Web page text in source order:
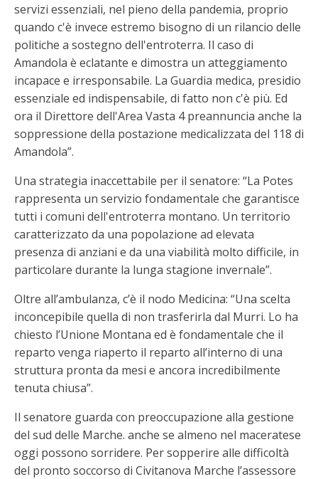
servizi essenziali, nel pieno della pandemia, proprio
quando c'è invece estremo bisogno di un rilancio delle
politiche a sostegno dell'entroterra. Il caso di
Amandola è eclatante e dimostra un atteggiamento
incapace e irresponsabile. La Guardia medica, presidio
essenziale ed indispensabile, di fatto non c'è più. Ed
ora il Direttore dell'Area Vasta 4 preannuncia anche la
soppressione della postazione medicalizzata del 118 di
Amandola”.
Una strategia inaccettabile per il senatore: “La Potes
rappresenta un servizio fondamentale che garantisce
tutti i comuni dell'entroterra montano. Un territorio
caratterizzato da una popolazione ad elevata
presenza di anziani e da una viabilità molto difficile, in
particolare durante la lunga stagione invernale”.
Oltre all’ambulanza, c’è il nodo Medicina: “Una scelta
inconcepibile quella di non trasferirla dal Murri. Lo ha
chiesto l’Unione Montana ed è fondamentale che il
reparto venga riaperto il reparto all’interno di una
struttura pronta da mesi e ancora incredibilmente
tenuta chiusa”.
Il senatore guarda con preoccupazione alla gestione
del sud delle Marche. anche se almeno nel maceratese
oggi possono sorridere. Per sopperire alle difficoltà
del pronto soccorso di Civitanova Marche l’assessore